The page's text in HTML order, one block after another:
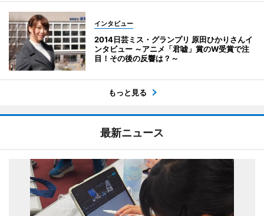
インタビュー
2014日芸ミス・グランプリ 原田ひかりさんイ
ンタビュー ～アニメ「君嘘」賞のW受賞で注
目！その後の反響は？～
もっと見る
最新ニュース